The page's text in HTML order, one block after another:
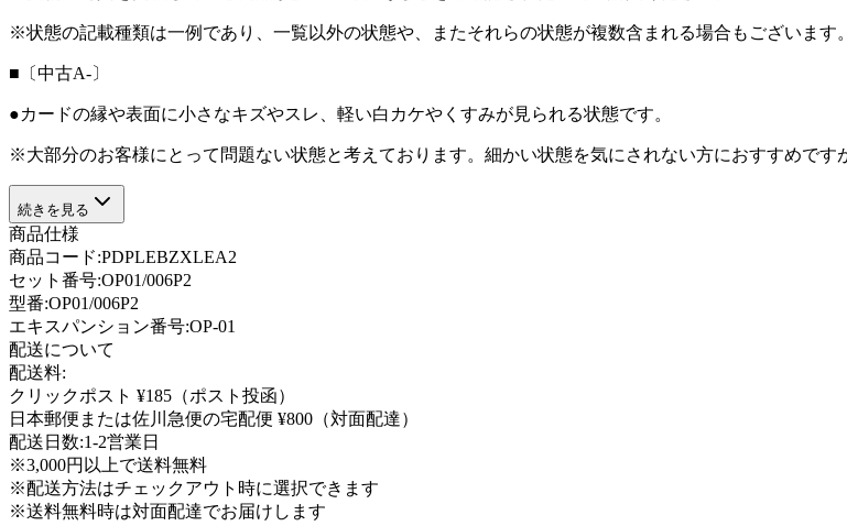
※状態の記載種類は一例であり、一覧以外の状態や、またそれらの状態が複数含まれる場合もございます。
■〔中古A-〕
●カードの縁や表面に小さなキズやスレ、軽い白カケやくすみが見られる状態です。
※大部分のお客様にとって問題ない状態と考えております。細かい状態を気にされない方におすすめです
続きを見る
商品仕様
商品コード:PDPLEBZXLEA2
セット番号:OP01/006P2
型番:OP01/006P2
エキスパンション番号:OP-01
配送について
配送料:
クリックポスト ¥185（ポスト投函）
日本郵便または佐川急便の宅配便 ¥800（対面配達）
配送日数:1-2営業日
※3,000円以上で送料無料
※配送方法はチェックアウト時に選択できます
※送料無料時は対面配達でお届けします